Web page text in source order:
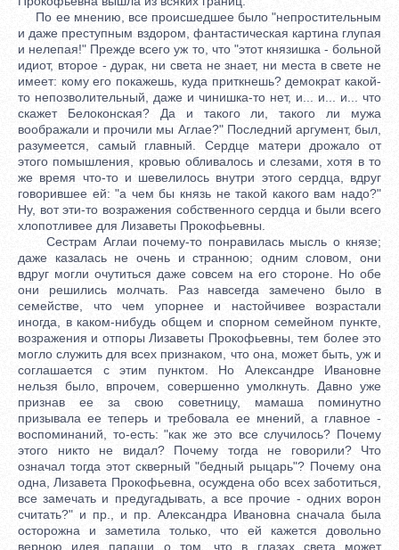
По ее мнению, все происшедшее было "непростительным
и даже преступным вздором, фантастическая картина глупая
и нелепая!" Прежде всего уж то, что "этот князишка - больной
идиот, второе - дурак, ни света не знает, ни места в свете не
имеет: кому его покажешь, куда приткнешь? демократ какой-
то непозволительный, даже и чинишка-то нет, и... и... и... что
скажет Белоконская? Да и такого ли, такого ли мужа
воображали и прочили мы Аглае?" Последний аргумент, был,
разумеется, самый главный. Сердце матери дрожало от
этого помышления, кровью обливалось и слезами, хотя в то
же время что-то и шевелилось внутри этого сердца, вдруг
говорившее ей: "а чем бы князь не такой какого вам надо?"
Ну, вот эти-то возражения собственного сердца и были всего
хлопотливее для Лизаветы Прокофьевны.
Сестрам Аглаи почему-то понравилась мысль о князе;
даже казалась не очень и странною; одним словом, они
вдруг могли очутиться даже совсем на его стороне. Но обе
они решились молчать. Раз навсегда замечено было в
семействе, что чем упорнее и настойчивее возрастали
иногда, в каком-нибудь общем и спорном семейном пункте,
возражения и отпоры Лизаветы Прокофьевны, тем более это
могло служить для всех признаком, что она, может быть, уж и
соглашается с этим пунктом. Но Александре Ивановне
нельзя было, впрочем, совершенно умолкнуть. Давно уже
признав ее за свою советницу, мамаша поминутно
призывала ее теперь и требовала ее мнений, а главное -
воспоминаний, то-есть: "как же это все случилось? Почему
этого никто не видал? Почему тогда не говорили? Что
означал тогда этот скверный "бедный рыцарь"? Почему она
одна, Лизавета Прокофьевна, осуждена обо всех заботиться,
все замечать и предугадывать, а все прочие - одних ворон
считать?" и пр., и пр. Александра Ивановна сначала была
осторожна и заметила только, что ей кажется довольно
верною идея папаши о том, что в глазах света может